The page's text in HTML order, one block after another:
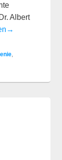
Albert
der
→
,